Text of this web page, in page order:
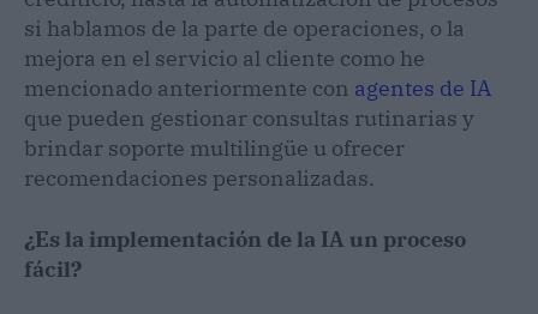
si hablamos de la parte de operaciones, o la
mejora en el servicio al cliente como he
mencionado anteriormente con agentes de IA
que pueden gestionar consultas rutinarias y
brindar soporte multilingüe u ofrecer
recomendaciones personalizadas.
¿Es la implementación de la IA un proceso
fácil?